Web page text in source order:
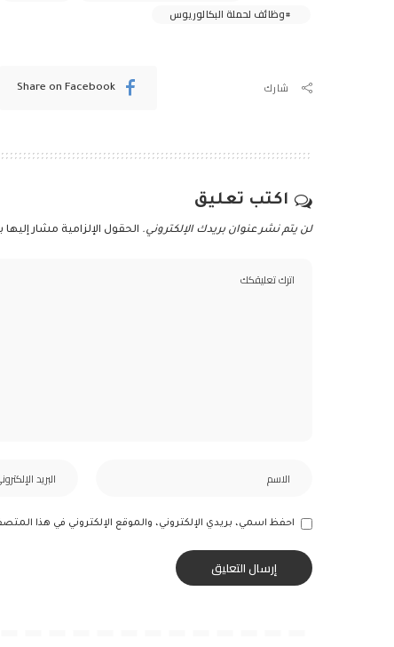
وظائف لحملة البكالوريوس
شارك Share on Facebook
اكتب تعليق
لن يتم نشر عنوان بريدك الإلكتروني. الحقول الإلزامية مشار إليها
احفظ اسمي، بريدي الإلكتروني، والموقع الإلكتروني في هذا